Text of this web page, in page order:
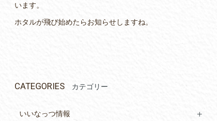
います。
ホタルが飛び始めたらお知らせしますね。
CATEGORIES カテゴリー
いいなっつ情報